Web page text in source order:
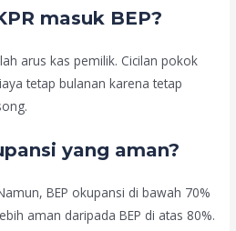
masuk BEP?
arus kas pemilik. Cicilan pokok
tetap bulanan karena tetap
yang aman?
BEP okupansi di bawah 70%
aman daripada BEP di atas 80%.